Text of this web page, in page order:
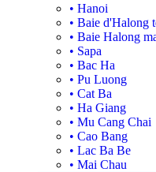
• Hanoi
• Baie d'Halong
• Baie Halong
• Sapa
• Bac Ha
• Pu Luong
• Cat Ba
• Ha Giang
• Mu Cang Chai
• Cao Bang
• Lac Ba Be
• Mai Chau